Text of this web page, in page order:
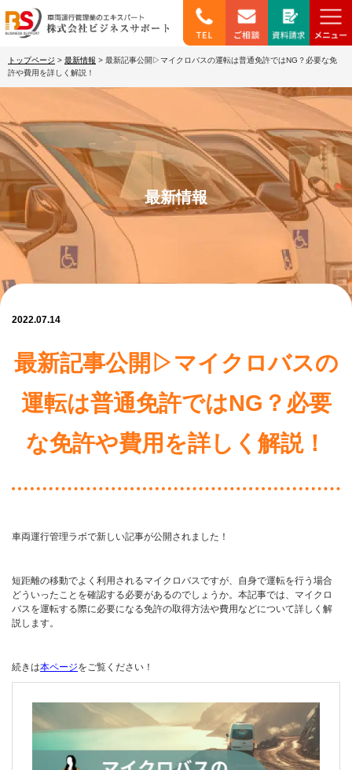
トップページ > 最新情報 > 最新記事公開▷マイクロバスの運転は普通免許ではNG？必要な免
許や費用を詳しく解説！
最新情報
2022.07.14
最新記事公開▷マイクロバスの
運転は普通免許ではNG？必要
な免許や費用を詳しく解説！
車両運行管理ラボで新しい記事が公開されました！
短距離の移動でよく利用されるマイクロバスですが、自身で運転を行う場合
どういったことを確認する必要があるのでしょうか。本記事では、マイクロ
バスを運転する際に必要になる免許の取得方法や費用などについて詳しく解
説します。
続きは本ページをご覧ください！